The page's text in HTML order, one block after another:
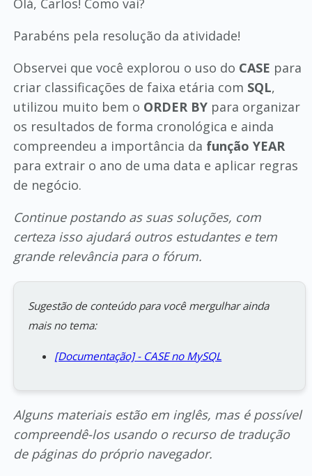
Olá, Carlos! Como vai?
Parabéns pela resolução da atividade!
Observei que você explorou o uso do CASE para
criar classificações de faixa etária com SQL,
utilizou muito bem o ORDER BYpara organizar
os resultados de forma cronológica e ainda
compreendeu a importância da função YEAR
para extrair o ano de uma data e aplicar regras
de negócio.
Continue postando as suas soluções, com
certeza isso ajudará outros estudantes e tem
grande relevância para o fórum.
Sugestão de conteúdo para você mergulhar ainda
mais no tema:
[Documentação] - CASE no MySQL
Alguns materiais estão em inglês, mas é possível
compreendê-los usando o recurso de tradução
de páginas do próprio navegador.